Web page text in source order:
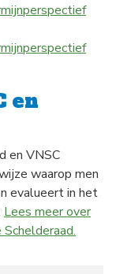
en
en VNSC
waarop men
evalueert in het
Lees meer over